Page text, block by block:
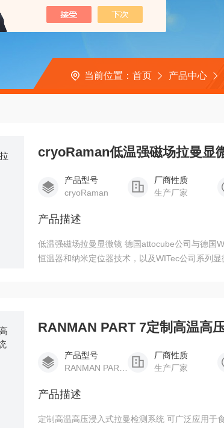
当前位置： 首页 产品中心
cryoRaman低温强磁场拉曼显
产品型号
cryoRaman
厂商性质
生产厂家
产品描述
低温强磁场拉曼显微镜 德国attocube公司与德国
恒温器和纳米定位器技术，以及WITec公司系列
RANMAN PART 7定制高温高
产品型号
厂商性质
生产厂家
产品描述
定制高温高压浸入式拉曼检测系统 可广泛应用于